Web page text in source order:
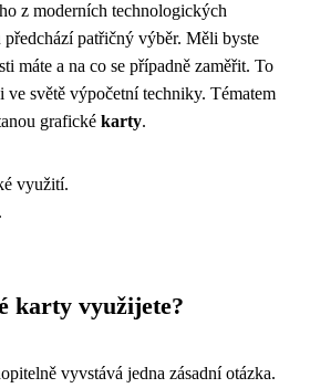
z moderních technologických
patřičný výběr. Měli byste
máte a na co se případně zaměřit. To
ve světě výpočetní techniky. Tématem
grafické karty.
využití.
karty využijete?
vyvstává jedna zásadní otázka.